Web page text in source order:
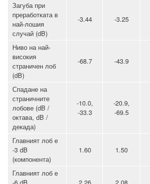
Загуба при
преработката в
най-лошия
случай (dB)
-3.44 -3.25
Ниво на най-
високия
страничен лоб
(dB)
-68.7 -43.9
Спадане на
страничните
лобове (dB /
октава, dB /
декада)
-10.0,
-33.3
-20.9,
-69.5
Главният лоб е
-3 dB
(компонента)
1.60 1.50
Главният лоб е